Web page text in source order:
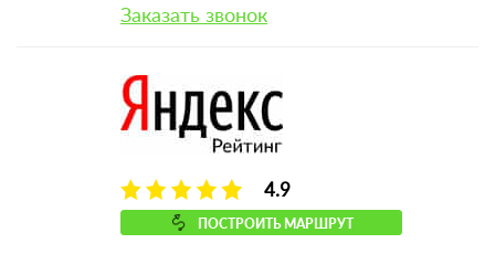
Заказать звонок
4.9
ПОСТРОИТЬ МАРШРУТ